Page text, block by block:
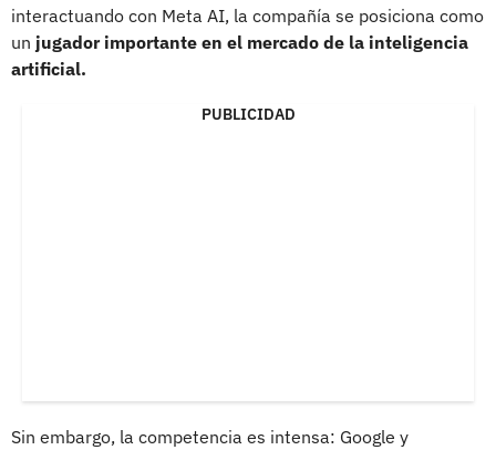
interactuando con Meta AI, la compañía se posiciona como
un jugador importante en el mercado de la inteligencia
artificial.
PUBLICIDAD
Sin embargo, la competencia es intensa: Google y